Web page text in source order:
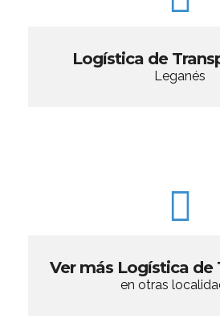
Logística de
Leganés
Ver más Logística de
en otras